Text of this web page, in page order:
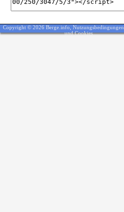
Copyright © 2026 Berge.info, Nutzungsbedingungen
und Cookies